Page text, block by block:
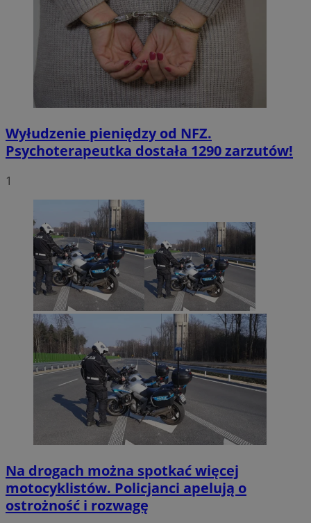
Wyłudzenie pieniędzy od NFZ.
Psychoterapeutka dostała 1290 zarzutów!
1
Na drogach można spotkać więcej
motocyklistów. Policjanci apelują o
ostrożność i rozwagę